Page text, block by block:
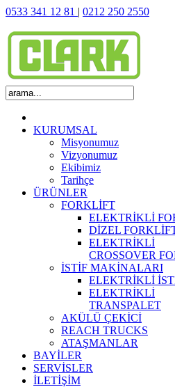
0533 341 12 81 | 0212 250 2550
KURUMSAL
Misyonumuz
Vizyonumuz
Ekibimiz
Tarihçe
ÜRÜNLER
FORKLİFT
ELEKTRİKLİ
DİZEL
ELEKTRİKLİ
CROSSOVER
İSTİF MAKİNALARI
ELEKTRİKLİ
ELEKTRİKLİ
TRANSPALET
AKÜLÜ ÇEKİCİ
REACH TRUCKS
ATAŞMANLAR
BAYİLER
SERVİSLER
İLETİŞİM